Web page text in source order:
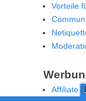
Vorteile
Affiliate